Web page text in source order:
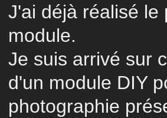
J'ai déjà réalisé le
module.
Je suis arrivé sur
d'un module DIY
photographie